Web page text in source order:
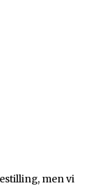
men vi